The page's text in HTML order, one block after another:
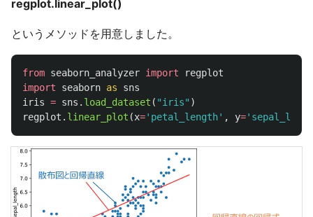
regplot.linear_plot()
というメソッドを用意しました。
from seaborn_analyzer import
regplot
import
seaborn as
sns
iris = sns . load_dataset ( "iris" )
regplot . linear_plot (x=' petal_length' , y='